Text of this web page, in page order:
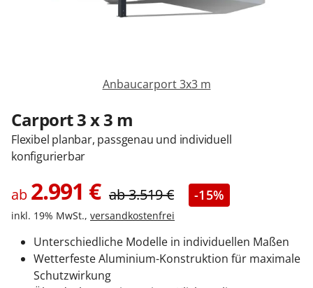
Zäune & Tore
Anmelden / Registrieren
Kontakt / Hilfe
Anbaucarport 3x3 m
Carport 3 x 3 m
Flexibel planbar, passgenau und individuell
konfigurierbar
ab 2.991 € ab3.519€ -15%
inkl. 19% MwSt., versandkostenfrei
Unterschiedliche Modelle in individuellen Maßen
Wetterfeste Aluminium-Konstruktion für maximale
Schutzwirkung